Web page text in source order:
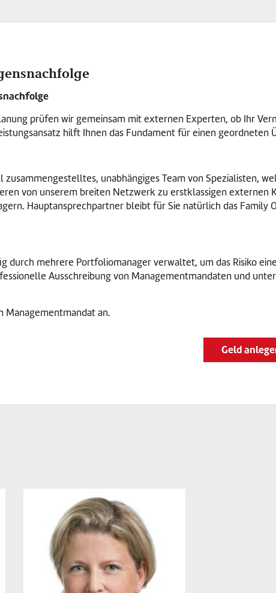
prüfen wir gemeinsam mit externen Experten, ob Ihr
hilft Ihnen das Fundament für einen geordneten
zusammengestelltes, unabhängiges Team von Spezialisten,
von unserem breiten Netzwerk zu erstklassigen externen
Hauptansprechpartner bleibt für Sie natürlich das Family
durch mehrere Portfoliomanager verwaltet, um das Risiko
Ausschreibung von Managementmandaten und
Managementmandat an.
Geld